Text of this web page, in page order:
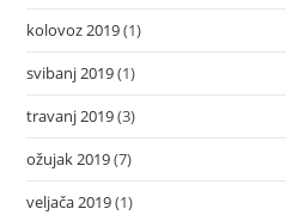
kolovoz 2019(1)
svibanj 2019(1)
travanj 2019(3)
ožujak 2019(7)
veljača 2019(1)